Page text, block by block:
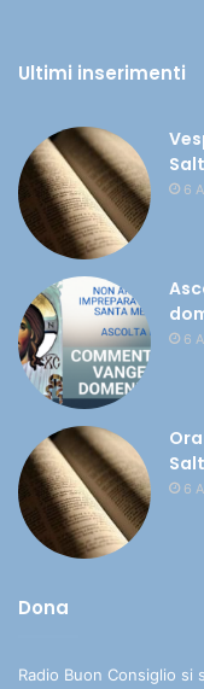
Ultimi inserimenti
6
6
6
Dona
Radio Buon Consiglio